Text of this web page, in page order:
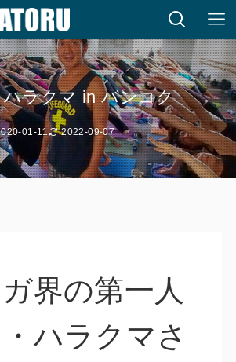
ラクマ in バンコク
01-11 2022-09-07
界の第一人
ハラクマさ